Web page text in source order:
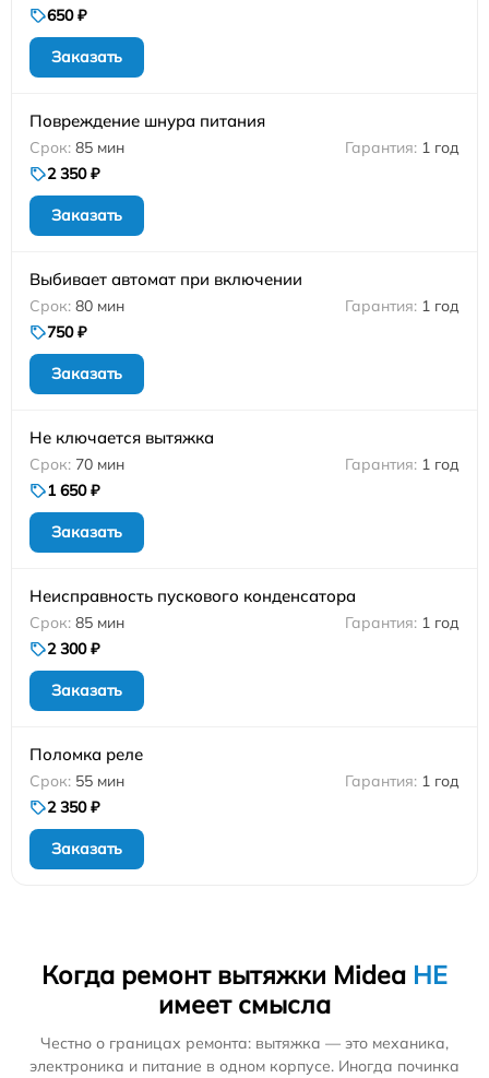
650 ₽
Заказать
Повреждение шнура питания
85 мин
1 год
2 350 ₽
Заказать
Выбивает автомат при включении
80 мин
1 год
750 ₽
Заказать
Не ключается вытяжка
70 мин
1 год
1 650 ₽
Заказать
Неисправность пускового конденсатора
85 мин
1 год
2 300 ₽
Заказать
Поломка реле
55 мин
1 год
2 350 ₽
Заказать
Когда ремонт вытяжки Midea НЕ
имеет смысла
Честно о границах ремонта: вытяжка — это механика,
электроника и питание в одном корпусе. Иногда починка